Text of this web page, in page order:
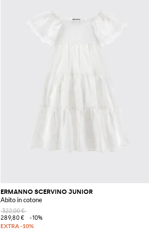
ERMANNO SCERVINO JUNIOR
Abito in cotone
322,00 €
289,80 €
-10%